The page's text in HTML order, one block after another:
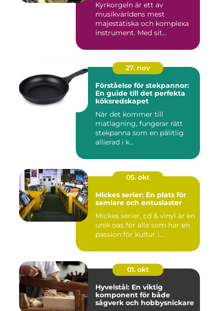
Kyrkorgeln är ett av
musikvärldens mest
majestätiska och komplexa
instrument. Med sit...
27. nov
Förståelse för stekpannor:
En guide till det perfekta
köksredskapet
När det kommer till
matlagning, fungerar rätt
stekpanna som en pålitlig
allierad i k...
05. okt
Mickes serier: En plats för
samlare och entusiaster
Mickes serier, cd & vinyl är en
unik oas för alla som har en
passion för kultur i...
01. okt
Hyvelstål: En viktig
komponent för både
sågverk och hobbysnickare